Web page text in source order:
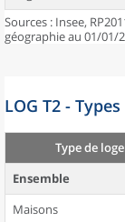
Sources : Insee,
géographie au 01/01/
LOG T2 -
Type de
Ensemble
Maisons